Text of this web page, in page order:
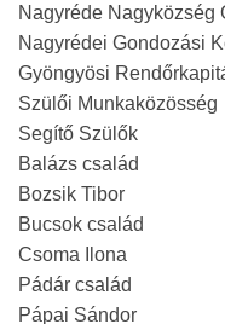
Nagyréde Nagyközség
Nagyrédei Gondozási
Gyöngyösi
Szülői Munkaközösség
Segítő Szülők
Balázs család
Bozsik Tibor
Bucsok család
Csoma Ilona
Pádár család
Pápai Sándor